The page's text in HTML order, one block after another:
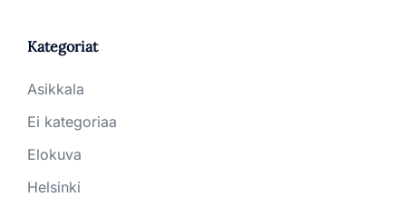
Kategoriat
Asikkala
Ei kategoriaa
Elokuva
Helsinki